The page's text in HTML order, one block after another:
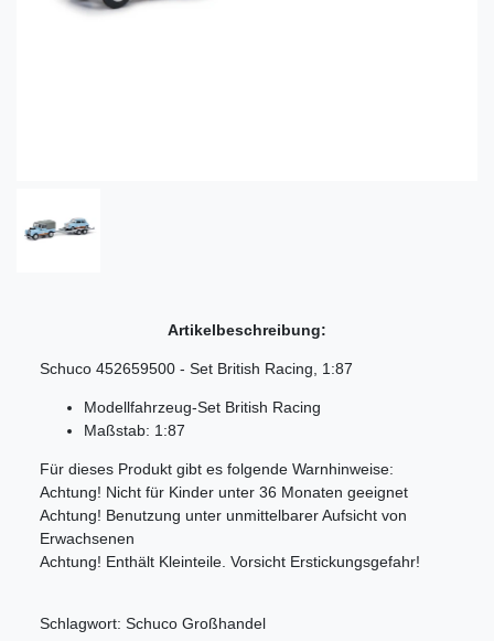
Artikelbeschreibung:
Schuco 452659500 - Set British Racing, 1:87
Modellfahrzeug-Set British Racing
Maßstab: 1:87
Für dieses Produkt gibt es folgende Warnhinweise:
Achtung! Nicht für Kinder unter 36 Monaten geeignet
Achtung! Benutzung unter unmittelbarer Aufsicht von
Erwachsenen
Achtung! Enthält Kleinteile. Vorsicht Erstickungsgefahr!
Schlagwort: Schuco Großhandel